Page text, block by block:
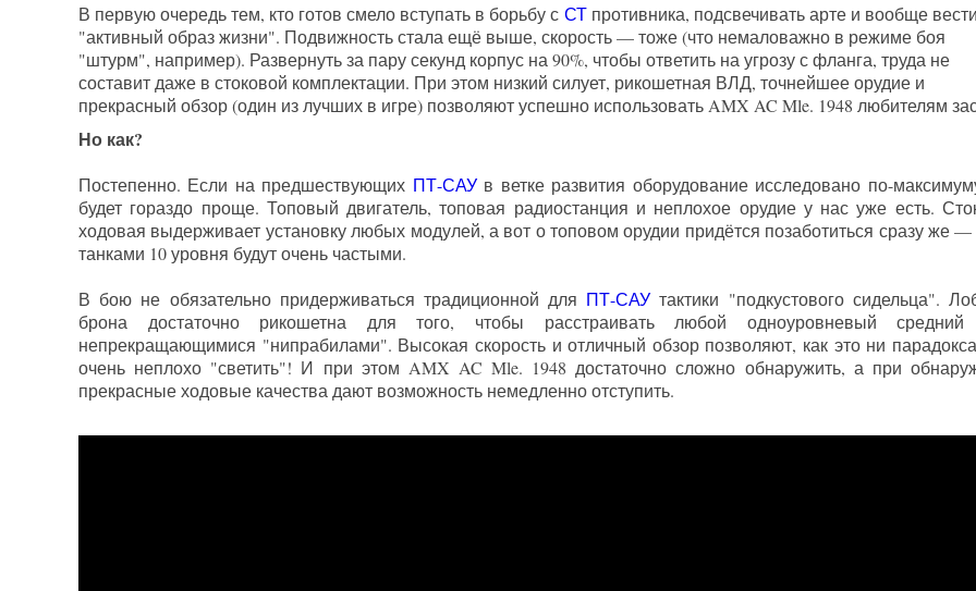
В первую очередь тем, кто готов смело вступать в борьбу с СТ противника, подсвечивать арте и вообще вести
"активный образ жизни". Подвижность стала ещё выше, скорость — тоже (что немаловажно в режиме боя
"штурм", например). Развернуть за пару секунд корпус на 90%, чтобы ответить на угрозу с фланга, труда не
составит даже в стоковой комплектации. При этом низкий силует, рикошетная ВЛД, точнейшее орудие и
прекрасный обзор (один из лучших в игре) позволяют успешно использовать AMX AC Mle. 1948 любителям
Но как?
Постепенно. Если на предшествующих ПТ-САУв ветке развития оборудование исследовано по-
будет гораздо проще. Топовый двигатель, топовая радиостанция и неплохое орудие у нас уже есть.
ходовая выдерживает установку любых модулей, а вот о топовом орудии придётся позаботиться сразу же —
танками 10 уровня будут очень частыми.
В бою не обязательно придерживаться традиционной для ПТ-САУ тактики "подкустового сидельца".
брона достаточно рикошетна для того, чтобы расстраивать любой одноуровневый средний
непрекращающимися "нипрабилами". Высокая скорость и отличный обзор позволяют, как это ни
очень неплохо "светить"! И при этом AMX AC Mle. 1948 достаточно сложно обнаружить, а при
прекрасные ходовые качества дают возможность немедленно отступить.